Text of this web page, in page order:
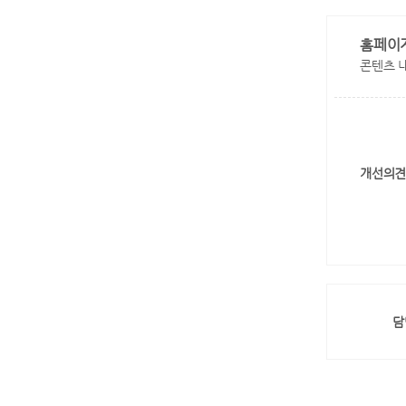
홈페이
콘텐츠
개선의견